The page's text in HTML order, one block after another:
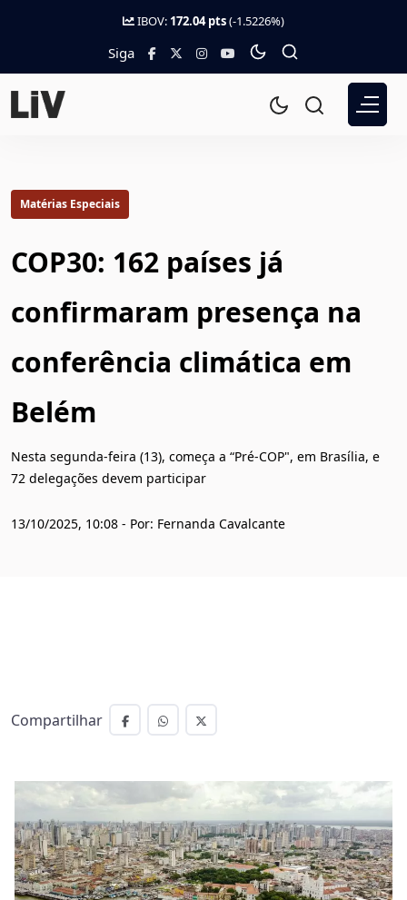
IBOV: 172.04 pts(-1.5226%)
Siga
Matérias Especiais
COP30: 162 países já
confirmaram presença na
conferência climática em
Belém
Nesta segunda-feira (13), começa a “Pré-COP", em Brasília, e
72 delegações devem participar
13/10/2025, 10:08 - Por: Fernanda Cavalcante
Compartilhar